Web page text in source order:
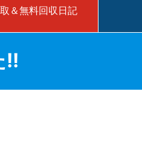
＆無料回収日記
!!